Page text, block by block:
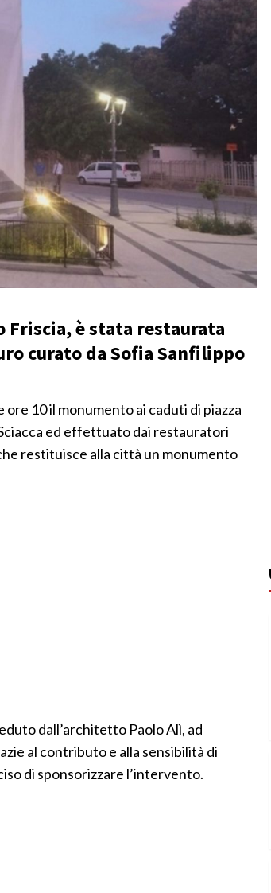
Friscia, è stata restaurata
curato da Sofia Sanfilippo
10 il monumento ai caduti di piazza
ed effettuato dai restauratori
restituisce alla città un monumento
dall’architetto Paolo Alì, ad
al contributo e alla sensibilità di
di sponsorizzare l’intervento.